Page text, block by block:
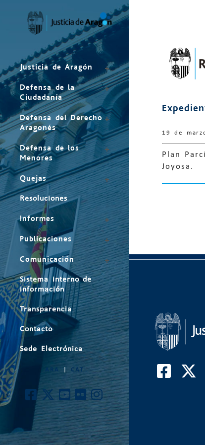
Justicia de Aragón
Defensa de la
Ciudadanía
Defensa del Derecho
Aragonés
Defensa de los
Menores
Quejas
Resoluciones
Informes
Publicaciones
Comunicación
Sistema interno de
información
Transparencia
Contacto
Sede Electrónica
CAT
19 de
Plan
Joyosa.